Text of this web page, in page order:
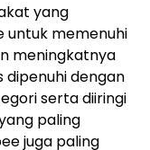
yang
memenuhi
meningkatnya
dengan
serta diiringi
paling
juga paling